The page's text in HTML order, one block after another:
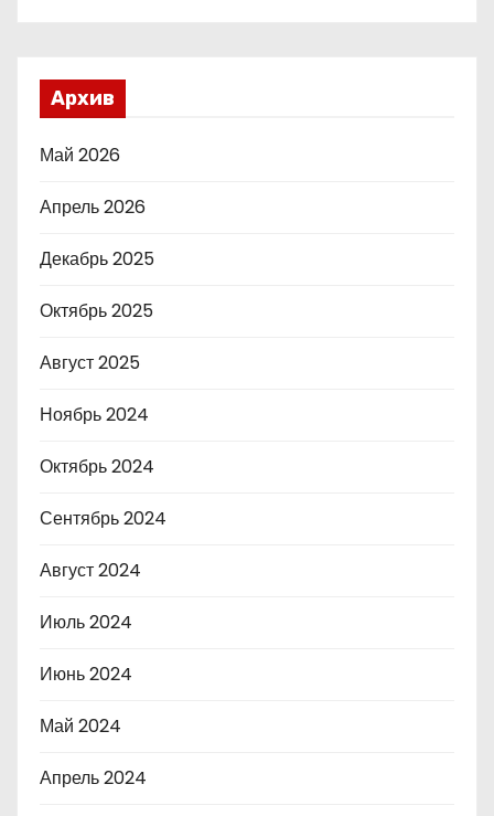
Архив
Май 2026
Апрель 2026
Декабрь 2025
Октябрь 2025
Август 2025
Ноябрь 2024
Октябрь 2024
Сентябрь 2024
Август 2024
Июль 2024
Июнь 2024
Май 2024
Апрель 2024